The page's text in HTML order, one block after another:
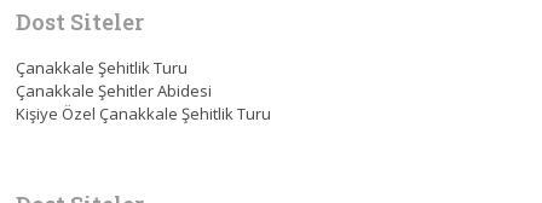
Dost Siteler
Çanakkale Şehitlik Turu
Çanakkale Şehitler Abidesi
Kişiye Özel Çanakkale Şehitlik Turu